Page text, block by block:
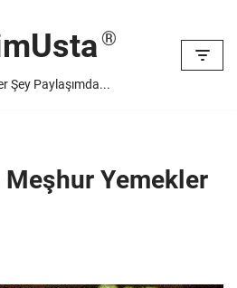
Şey Paylaşımda...
Meşhur Yemekler